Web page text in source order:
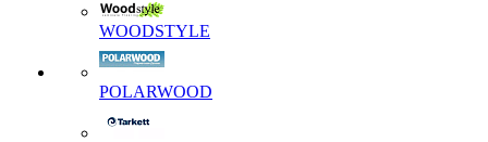
WOODSTYLE
POLARWOOD